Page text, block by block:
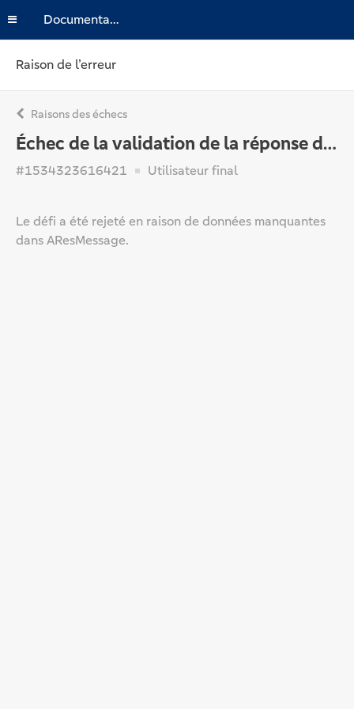
Documentation
Raison de l’erreur
Raisons des échecs
Échec de la validation de la réponse d'authentification
#1534323616421 Utilisateur final
Le défi a été rejeté en raison de données manquantes
dans AResMessage.